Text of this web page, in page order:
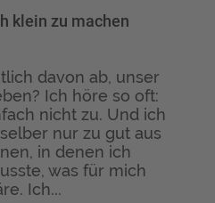
klein zu machen
davon ab, unser
Ich höre so oft:
nicht zu. Und ich
nur zu gut aus
in denen ich
was für mich
Ich...